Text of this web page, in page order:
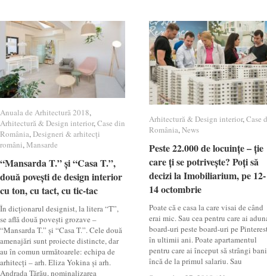
Anuala de Arhitectură 2018,
Arhitectură & Design interior,Case din
România,Designeri & arhitecți
români,Mansarde
“Mansarda T.” și “Casa T.”,
două povești de design interior
cu ton, cu tact, cu tic-tac
În dicționarul designist, la litera “T”,
se află două povești grozave –
“Mansarda T.” și “Casa T.”. Cele două
amenajări sunt proiecte distincte, dar
au în comun următoarele: echipa de
arhitecți – arh. Eliza Yokina și arh.
Andrada Tărău, nominalizarea
Anuala de Arhitectură 2018
Arhitectură & Design interior Case din
România Designeri & arhitecți
români Mansarde
“Mansarda T.” și “Casa T.”,
două povești de design interior
cu ton, cu tact, cu tic-tac
Arhitectură & Design interior,Case
România,News
Peste 22.000 de locuințe – ție
care ți se potrivește? Poți să
decizi la Imobiliarium, pe 12-
14 octombrie
Poate că e casa la care visai de când
erai mic. Sau cea pentru care ai
board-uri peste board-uri pe
în ultimii ani. Poate apartamentul
pentru care ai început să strângi bani
încă de la primul salariu. Sau
Arhitectură & Design interior Case
România News
Peste 22.000 de locuințe – ție
care ți se potrivește? Poți să
decizi la Imobiliarium, pe 12-
14 octombrie